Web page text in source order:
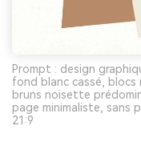
Prompt : design
fond blanc cassé, blocs
bruns noisette
page minimaliste, sans
21:9